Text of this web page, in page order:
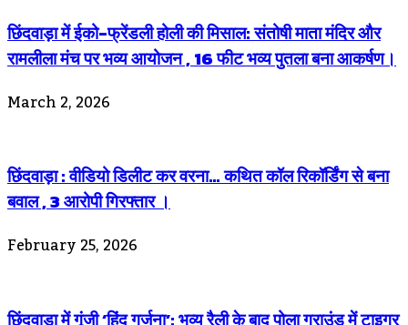
छिंदवाड़ा में ईको-फ्रेंडली होली की मिसाल: संतोषी माता मंदिर और
रामलीला मंच पर भव्य आयोजन , 16 फीट भव्य पुतला बना आकर्षण।
March 2, 2026
छिंदवाड़ा : वीडियो डिलीट कर वरना… कथित कॉल रिकॉर्डिंग से बना
बवाल , 3 आरोपी गिरफ्तार ।
February 25, 2026
छिंदवाड़ा में गूंजी ‘हिंदू गर्जना’: भव्य रैली के बाद पोला ग्राउंड में टाइगर